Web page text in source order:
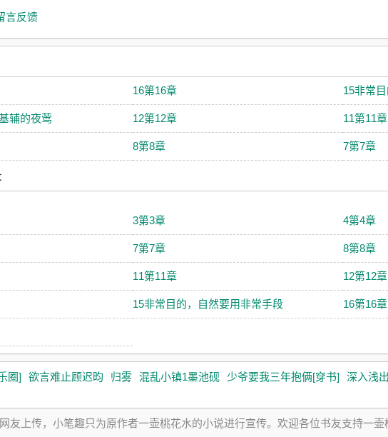
言反馈
16第16章 15非常
辅的夜莺 12第12章 11第11章
8第8章 7第7章
3第3章 4第4章
7第7章 8第8章
11第11章 12第12章
15非常目的，自然要用非常手段 16第16章
圈] 欲言难止顾迟昀 归雾 混乱小镇1墨池砚 少爷要我三年抱俩[穿书] 深入浅
友上传，小笔趣只为原作者一壶桃花水的小说进行宣传。欢迎各位书友支持一